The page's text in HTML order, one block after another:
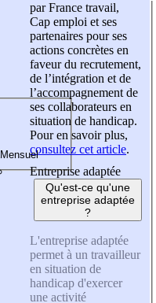
par France travail,
Cap emploi et ses
partenaires pour ses
actions concrètes en
faveur du recrutement,
de l’intégration et de
l’accompagnement de
ses collaborateurs en
situation de handicap.
Pour en savoir plus,
consultez cet article.
Entreprise adaptée
Qu'est-ce qu'une
entreprise adaptée
?
L'entreprise adaptée
permet à un travailleur
en situation de
handicap d'exercer
une activité